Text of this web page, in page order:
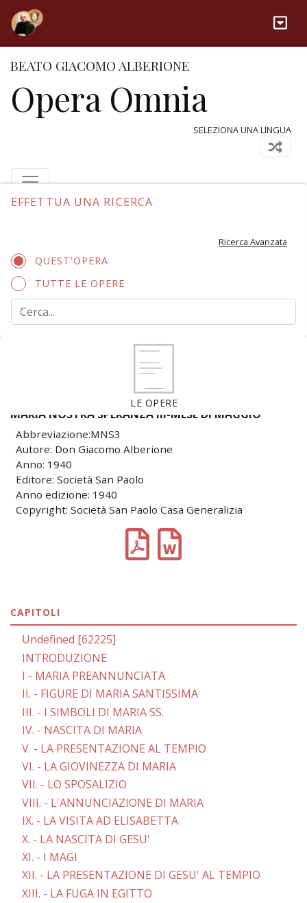
BEATO GIACOMO ALBERIONE
Opera Omnia
SELEZIONA UNA LINGUA
EFFETTUA UNA RICERCA
Ricerca Avanzata
QUEST'OPERA
TUTTE LE OPERE
LE OPERE
MARIA NOSTRA SPERANZA III-MESE DI MAGGIO
Abbreviazione:MNS3
Autore: Don Giacomo Alberione
Anno: 1940
Editore: Società San Paolo
Anno edizione: 1940
Copyright: Società San Paolo Casa Generalizia
CAPITOLI
Undefined [62225]
INTRODUZIONE
I - MARIA PREANNUNCIATA
II. - FIGURE DI MARIA SANTISSIMA
III. - I SIMBOLI DI MARIA SS.
IV. - NASCITA DI MARIA
V. - LA PRESENTAZIONE AL TEMPIO
VI. - LA GIOVINEZZA DI MARIA
VII. - LO SPOSALIZIO
VIII. - L'ANNUNCIAZIONE DI MARIA
IX. - LA VISITA AD ELISABETTA
X. - LA NASCITA DI GESU'
XI. - I MAGI
XII. - LA PRESENTAZIONE DI GESU' AL TEMPIO
XIII. - LA FUGA IN EGITTO